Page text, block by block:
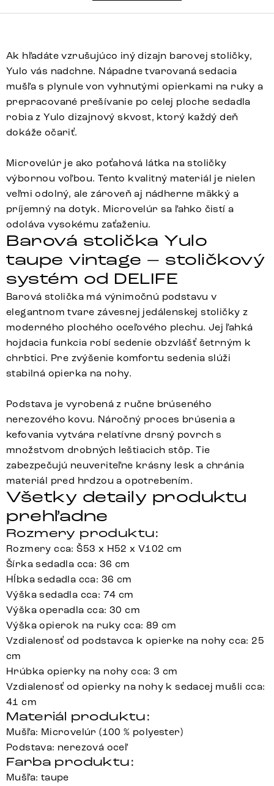
Ak hľadáte vzrušujúco iný dizajn barovej stoličky,
Yulo vás nadchne. Nápadne tvarovaná sedacia
mušľa s plynule von vyhnutými opierkami na ruky a
prepracované prešívanie po celej ploche sedadla
robia z Yulo dizajnový skvost, ktorý každý deň
dokáže očariť.
Microvelúr je ako poťahová látka na stoličky
výbornou voľbou. Tento kvalitný materiál je nielen
veľmi odolný, ale zároveň aj nádherne mäkký a
príjemný na dotyk. Microvelúr sa ľahko čistí a
odoláva vysokému zaťaženiu.
Barová stolička Yulo
taupe vintage – stoličkový
systém od DELIFE
Barová stolička má výnimočnú podstavu v
elegantnom tvare závesnej jedálenskej stoličky z
moderného plochého oceľového plechu. Jej ľahká
hojdacia funkcia robí sedenie obzvlášť šetrným k
chrbtici. Pre zvýšenie komfortu sedenia slúži
stabilná opierka na nohy.
Podstava je vyrobená z ručne brúseného
nerezového kovu. Náročný proces brúsenia a
kefovania vytvára relatívne drsný povrch s
množstvom drobných leštiacich stôp. Tie
zabezpečujú neuveriteľne krásny lesk a chránia
materiál pred hrdzou a opotrebením.
Všetky detaily produktu
prehľadne
Rozmery produktu:
Rozmery cca: Š53 x H52 x V102 cm
Šírka sedadla cca: 36 cm
Hĺbka sedadla cca: 36 cm
Výška sedadla cca: 74 cm
Výška operadla cca: 30 cm
Výška opierok na ruky cca: 89 cm
Vzdialenosť od podstavca k opierke na nohy cca: 25
cm
Hrúbka opierky na nohy cca: 3 cm
Vzdialenosť od opierky na nohy k sedacej mušli cca:
41 cm
Materiál produktu:
Mušľa: Microvelúr (100 % polyester)
Podstava: nerezová oceľ
Farba produktu:
Mušľa: taupe